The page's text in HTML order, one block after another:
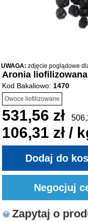
UWAGA: zdjęcie poglądowe
Aronia liofilizowana
Kod Bakaliowo: 1470
Owoce liofilizowane
531,56 zł
106,31 zł /
Zapytaj o